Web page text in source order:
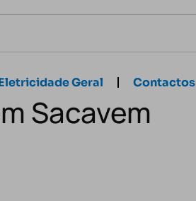
Geral Contactos
Sacavem